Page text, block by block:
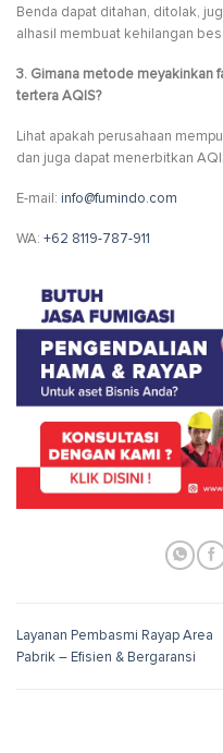
Benda dapat ditahan, ditolak,
alhasil membuat kehilangan
3. Gimana metode meyakinkan
tertera AQIS?
Lihat apakah perusahaan
dan juga dapat menerbitkan
E-mail: info@fumindo.com
WA: +62 8119-787-911
Layanan Pembasmi Rayap Area
Pabrik – Efisien & Bergaransi